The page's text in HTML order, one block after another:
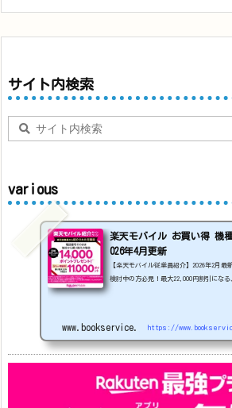
サイト内検索
various
楽天モバイル お買い得 機
026年4月更新
【楽天モバイル従業員紹介】2026年2月最
検討中の方必見！最大22,000円割引にな
arrows We2 1円
www.bookservice.jp